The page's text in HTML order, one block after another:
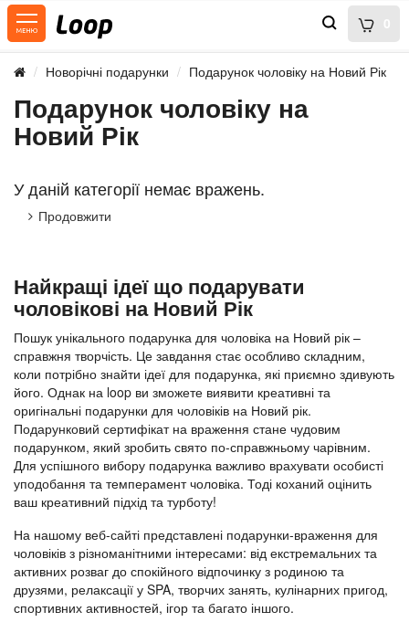
0
Новорічні подарунки Подарунок чоловіку на Новий Рік
Подарунок чоловіку на
Новий Рік
У даній категорії немає вражень.
Продовжити
Найкращі ідеї що подарувати
чоловікові на Новий Рік
Пошук унікального подарунка для чоловіка на Новий рік –
справжня творчість. Це завдання стає особливо складним,
коли потрібно знайти ідеї для подарунка, які приємно здивують
його. Однак на loop ви зможете виявити креативні та
оригінальні подарунки для чоловіків на Новий рік.
Подарунковий сертифікат на враження стане чудовим
подарунком, який зробить свято по-справжньому чарівним.
Для успішного вибору подарунка важливо врахувати особисті
уподобання та темперамент чоловіка. Тоді коханий оцінить
ваш креативний підхід та турботу!
На нашому веб-сайті представлені подарунки-враження для
чоловіків з різноманітними інтересами: від екстремальних та
активних розваг до спокійного відпочинку з родиною та
друзями, релаксації у SPA, творчих занять, кулінарних пригод,
спортивних активностей, ігор та багато іншого.